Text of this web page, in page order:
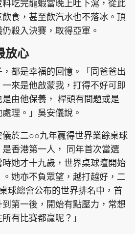
吃完龍蝦當晚上吐下瀉，從此
食，甚至飲汽水也不落冰。頂
殺入決賽，取得亞軍。
放心
都是幸福的回憶。「同爸爸出
來是他啟蒙我，打得不好可即
由他保養， 桿頭有問題或是
理。」吳安儀說。
於二○○九年贏得世界業餘桌球
香港第一人， 同年首次當選
她才十九歲，世界桌球壇開始
她亦不負眾望，越打越好，二
球總會公布的世界排名中，首
第一後，開始有點壓力，常想
有比賽都贏呢？」